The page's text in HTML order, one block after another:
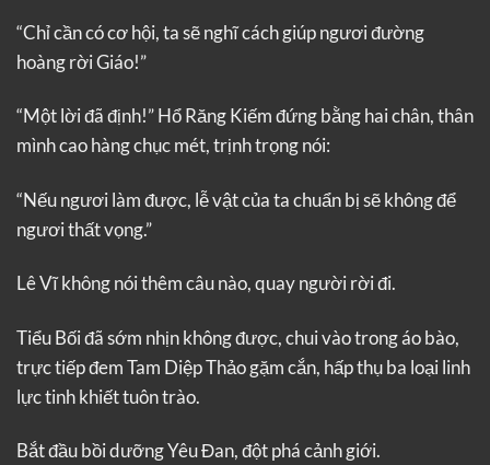
“Chỉ cần có cơ hội, ta sẽ nghĩ cách giúp ngươi đường
hoàng rời Giáo!”
“Một lời đã định!” Hổ Răng Kiếm đứng bằng hai chân, thân
mình cao hàng chục mét, trịnh trọng nói:
“Nếu ngươi làm được, lễ vật của ta chuẩn bị sẽ không để
ngươi thất vọng.”
Lê Vĩ không nói thêm câu nào, quay người rời đi.
Tiểu Bối đã sớm nhịn không được, chui vào trong áo bào,
trực tiếp đem Tam Diệp Thảo gặm cắn, hấp thụ ba loại linh
lực tinh khiết tuôn trào.
Bắt đầu bồi dưỡng Yêu Đan, đột phá cảnh giới.